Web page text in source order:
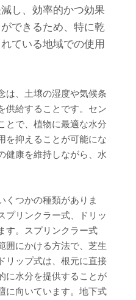
し、効率的かつ効果
できるため、特に乾
ている地域での使用
は、土壌の湿度や気候条
供給することです。セン
とで、植物に最適な水分
を抑えることが可能にな
健康を維持しながら、水
くつかの種類がありま
プリンクラー式、ドリッ
す。スプリンクラー式
囲にかける方法で、芝生
リップ式は、根元に直接
に水分を提供することが
に向いています。地下式